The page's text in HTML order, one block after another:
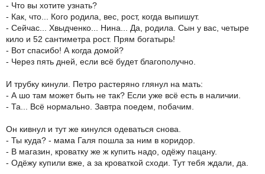
- Что вы хотите узнать?
- Как, что... Кого родила, вес, рост, когда выпишут.
- Сейчас... Хвыдченко... Нина... Да, родила. Сын у вас, четыре
кило и 52 сантиметра рост. Прям богатырь!
- Вот спасибо! А когда домой?
- Через пять дней, если всё будет благополучно.
И трубку кинули. Петро растеряно глянул на мать:
- А шо там может быть не так? Если уже всё есть в наличии.
- Та... Всё нормально. Завтра поедем, побачим.
Он кивнул и тут же кинулся одеваться снова.
- Ты куда? - мама Галя пошла за ним в коридор.
- В магазин, кроватку же ж купить надо, одёжу пацану.
- Одёжу купили вже, а за кроваткой сходи. Тут тебя ждали, да.